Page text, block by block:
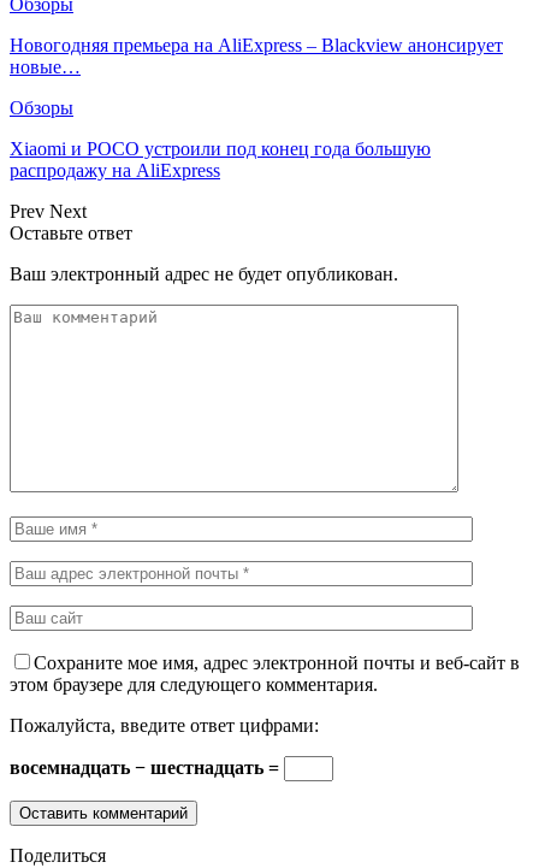
Обзоры
Новогодняя премьера на AliExpress – Blackview анонсирует
новые…
Обзоры
Xiaomi и POCO устроили под конец года большую
распродажу на AliExpress
Prev Next
Оставьте ответ
Ваш электронный адрес не будет опубликован.
Сохраните мое имя, адрес электронной почты и веб-сайт в
этом браузере для следующего комментария.
Пожалуйста, введите ответ цифрами:
восемнадцать − шестнадцать =
Поделиться